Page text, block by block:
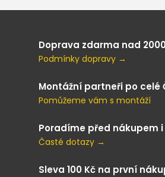
Doprava zdarma nad
Podmínky dopravy →
Montážní partneři po celé
Pomůžeme vám s montáží
Poradíme před nákupem i
Časté dotazy →
Sleva 100 Kč na první